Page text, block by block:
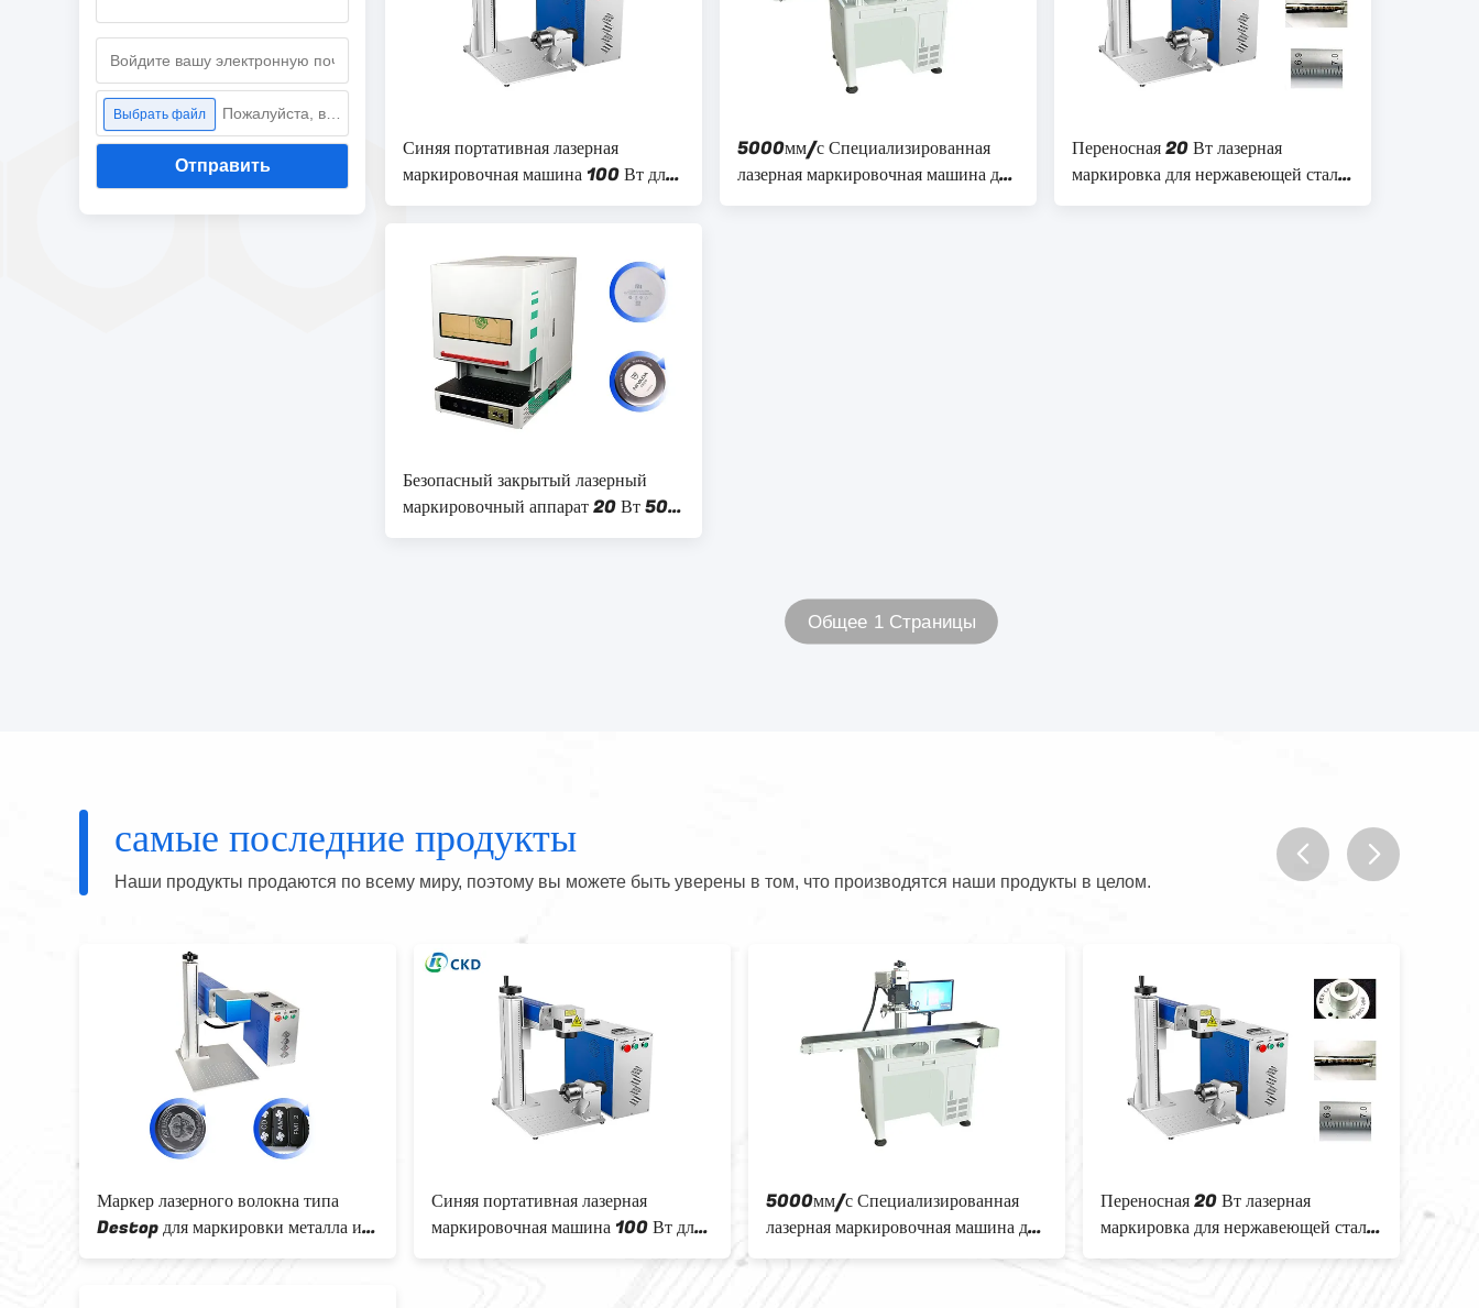
Выбрать файл
Отправить
Синяя портативная лазерная
маркировочная машина 100 Вт для
глубокой маркировки металла
5000мм/с Специализированная
лазерная маркировочная машина для
маркировки деревянных
Переносная 20 Вт лазерная
маркировка для нержавеющей стали
/ металла
Безопасный закрытый лазерный
маркировочный аппарат 20 Вт 50
Вт Легко работать
Общее 1 Страницы
самые последние продукты
Наши продукты продаются по всему миру, поэтому вы можете быть уверены в том, что производятся наши продукты в целом.
Маркер лазерного волокна типа
Destop для маркировки металла и
нержавеющей стали
Синяя портативная лазерная
маркировочная машина 100 Вт для
глубокой маркировки металла
5000мм/с Специализированная
лазерная маркировочная машина для
маркировки деревянных
Переносная 20 Вт лазерная
маркировка для нержавеющей стали
/ металла